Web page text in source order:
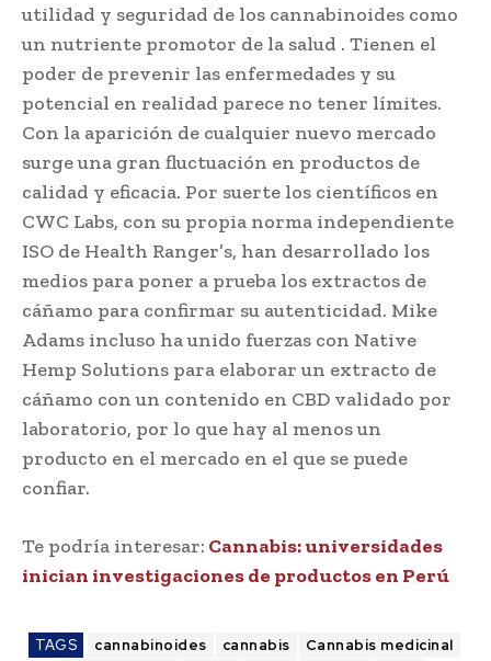
utilidad y seguridad de los cannabinoides como
un nutriente promotor de la salud . Tienen el
poder de prevenir las enfermedades y su
potencial en realidad parece no tener límites.
Con la aparición de cualquier nuevo mercado
surge una gran fluctuación en productos de
calidad y eficacia. Por suerte los científicos en
CWC Labs, con su propia norma independiente
ISO de Health Ranger’s, han desarrollado los
medios para poner a prueba los extractos de
cáñamo para confirmar su autenticidad. Mike
Adams incluso ha unido fuerzas con Native
Hemp Solutions para elaborar un extracto de
cáñamo con un contenido en CBD validado por
laboratorio, por lo que hay al menos un
producto en el mercado en el que se puede
confiar.
Te podría interesar: Cannabis: universidades
inician investigaciones de productos en Perú
TAGS cannabinoides cannabis Cannabis medicinal